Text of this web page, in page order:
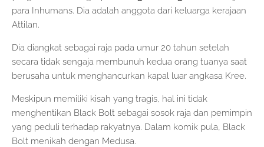
para Inhumans. Dia adalah anggota dari keluarga kerajaan
Attilan.
Dia diangkat sebagai raja pada umur 20 tahun setelah
secara tidak sengaja membunuh kedua orang tuanya saat
berusaha untuk menghancurkan kapal luar angkasa Kree.
Meskipun memiliki kisah yang tragis, hal ini tidak
menghentikan Black Bolt sebagai sosok raja dan pemimpin
yang peduli terhadap rakyatnya. Dalam komik pula, Black
Bolt menikah dengan Medusa.